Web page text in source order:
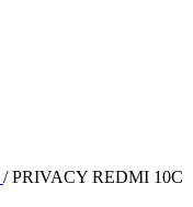
/ PRIVACY REDMI 10C